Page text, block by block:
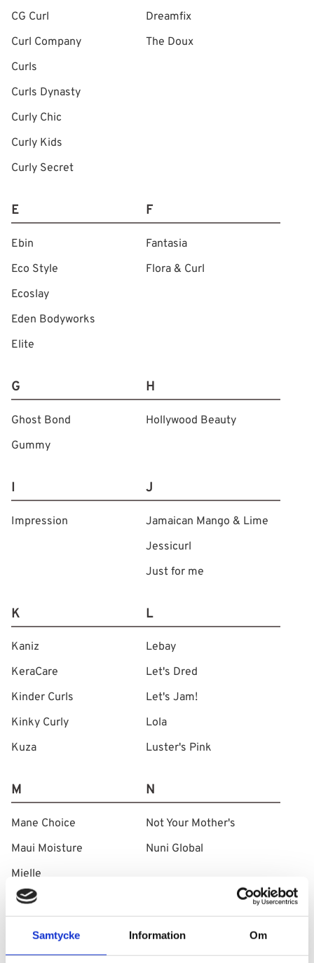
Samtycke Information Om
CG Curl
Curl Company
Curls
Curls Dynasty
Curly Chic
Curly Kids
Curly Secret
Dreamfix
The Doux
E
Ebin
Eco Style
Ecoslay
Eden Bodyworks
Elite
F
Fantasia
Flora & Curl
G
Ghost Bond
Gummy
H
Hollywood Beauty
I
Impression
J
Jamaican Mango & Lime
Jessicurl
Just for me
K
Kaniz
KeraCare
Kinder Curls
Kinky Curly
Kuza
L
Lebay
Let's Dred
Let's Jam!
Lola
Luster's Pink
M
Mane Choice
Maui Moisture
Mielle
Miss Jessie's
N
Not Your Mother's
Nuni Global